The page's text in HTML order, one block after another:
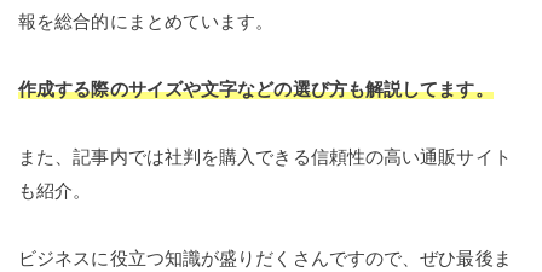
報を総合的にまとめています。
作成する際のサイズや文字などの選び方も解説してます。
また、記事内では社判を購入できる信頼性の高い通販サイト
も紹介。
ビジネスに役立つ知識が盛りだくさんですので、ぜひ最後ま